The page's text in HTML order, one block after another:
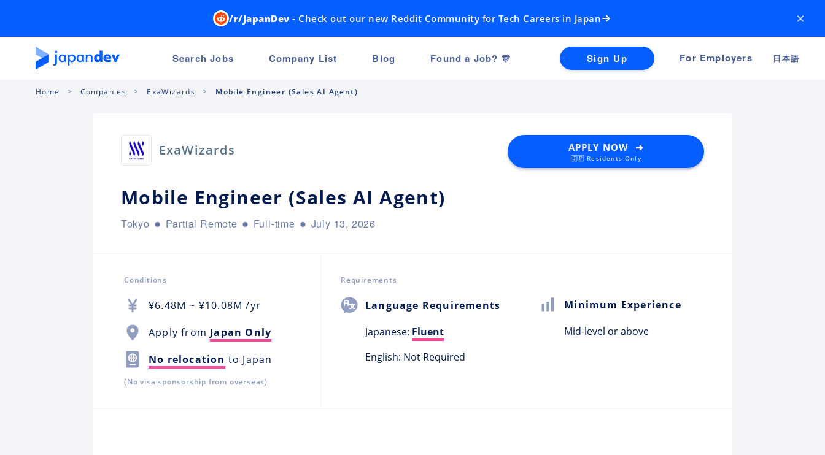
/r/JapanDev - Check out our new Reddit Community for Tech Careers in Japan ×
Search Jobs Company List Blog Found a Job? 🎊 Sign Up For Employers 日本語
Home Companies ExaWizards Mobile Engineer (Sales AI Agent)
ExaWizards APPLY NOW ➜
🇯🇵 Residents Only
Mobile Engineer (Sales AI Agent)
Tokyo Partial Remote Full-time July 13, 2026
Conditions
¥6.48M ~ ¥10.08M /yr
Apply from Japan Only
No relocation to Japan
(No visa sponsorship from overseas)
Requirements
Language Requirements
Japanese: Fluent
English: Not Required
Minimum Experience
Mid-level or above